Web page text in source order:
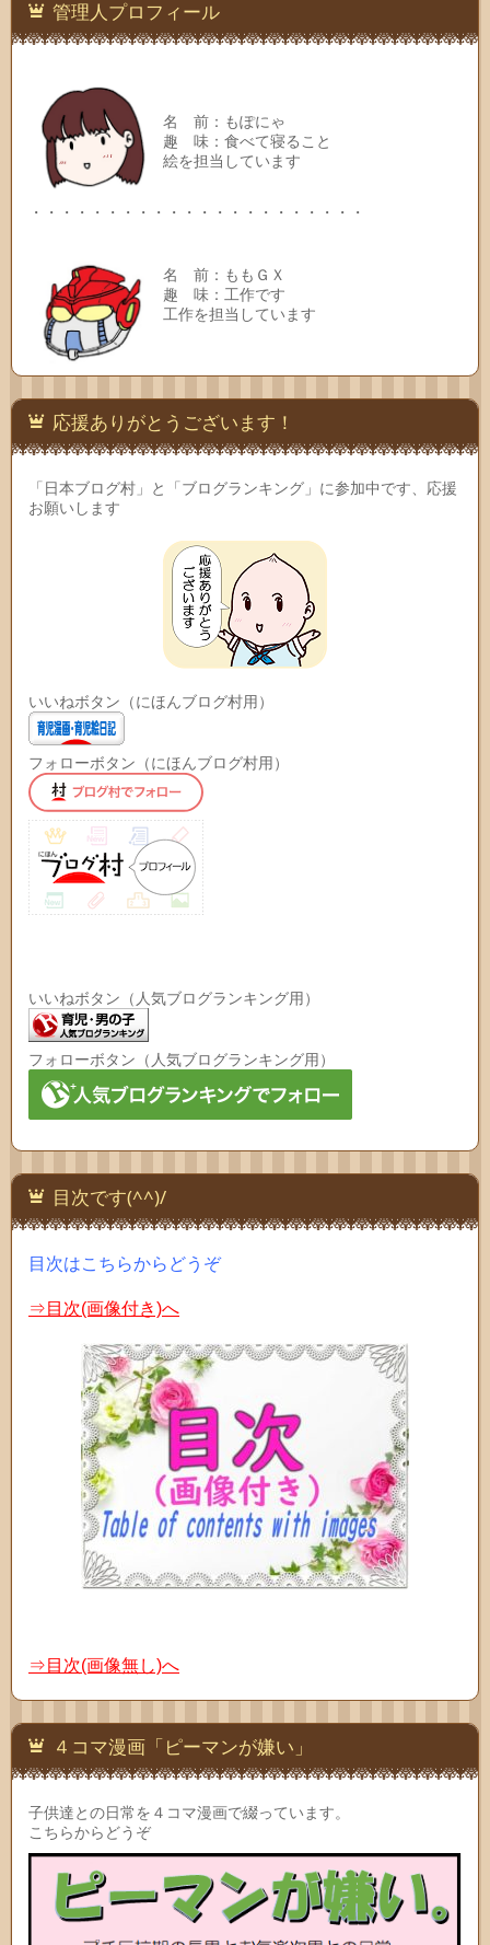
管理人プロフィール
名 前：もぽにゃ
趣 味：食べて寝ること
絵を担当しています
・・・・・・・・・・・・・・・・・・・・・・
名 前：ももＧＸ
趣 味：工作です
工作を担当しています
応援ありがとうございます！
「日本ブログ村」と「ブログランキング」に参加中です、応援
お願いします
いいねボタン（にほんブログ村用）
フォローボタン（にほんブログ村用）
いいねボタン（人気ブログランキング用）
フォローボタン（人気ブログランキング用）
目次です(^^)/
目次はこちらからどうぞ
⇒目次(画像付き)へ
⇒目次(画像無し)へ
４コマ漫画「ピーマンが嫌い」
子供達との日常を４コマ漫画で綴っています。
こちらからどうぞ